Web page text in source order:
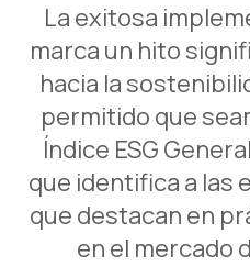
La exitosa
marca un hito
hacia la
permitido que
Índice ESG
que identifica a las
que destacan en
en el mercado